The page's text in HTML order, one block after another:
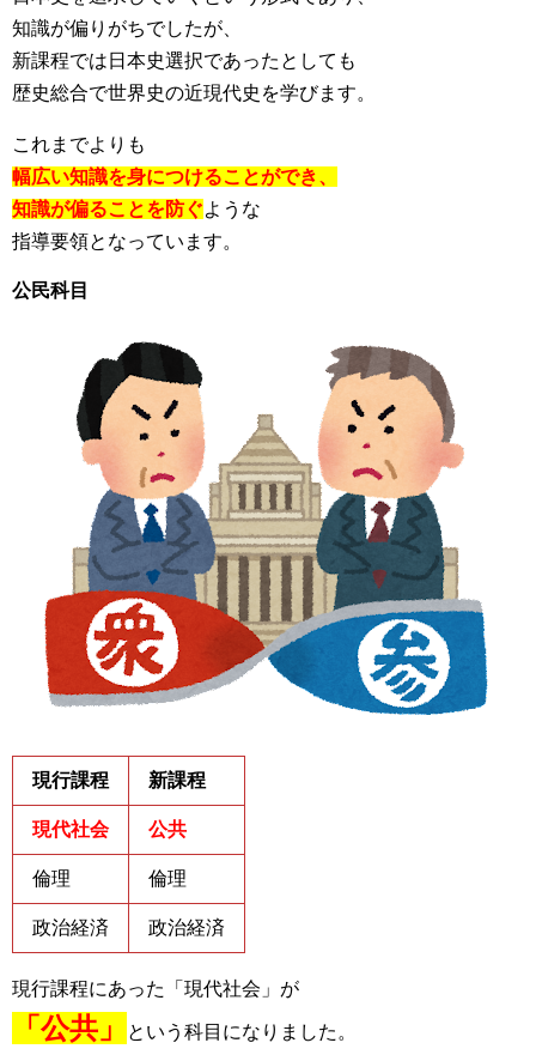
知識が偏りがちでしたが、
新課程では日本史選択であったとしても
歴史総合で世界史の近現代史を学びます。
これまでよりも
幅広い知識を身につけることができ、
知識が偏ることを防ぐような
指導要領となっています。
公民科目
現行課程 新課程
現代社会 公共
倫理 倫理
政治経済 政治経済
現行課程にあった「現代社会」が
「公共」 という科目になりました。